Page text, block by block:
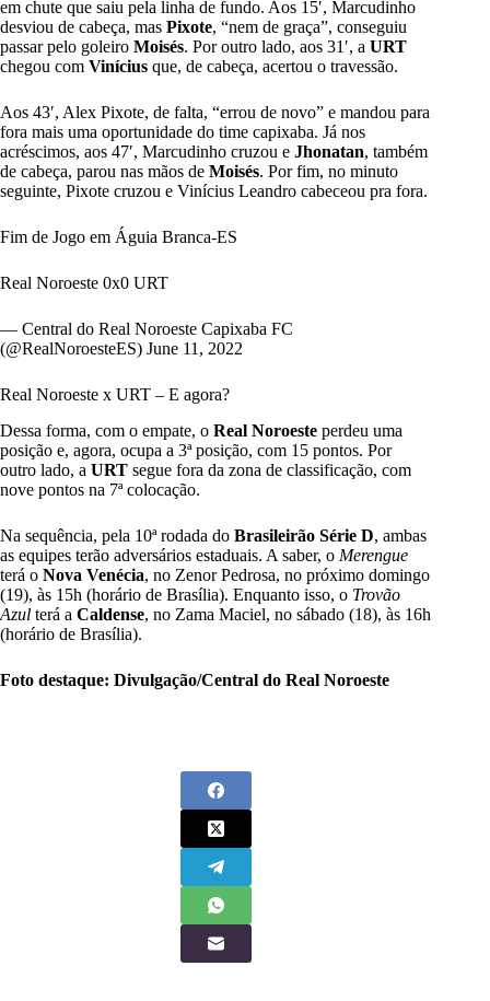
em chute que saiu pela linha de fundo. Aos 15′, Marcudinho
desviou de cabeça, mas Pixote, “nem de graça”, conseguiu
passar pelo goleiro Moisés. Por outro lado, aos 31′, a URT
chegou com Vinícius que, de cabeça, acertou o travessão.
Aos 43′, Alex Pixote, de falta, “errou de novo” e mandou para
fora mais uma oportunidade do time capixaba. Já nos
acréscimos, aos 47′, Marcudinho cruzou e Jhonatan, também
de cabeça, parou nas mãos de Moisés. Por fim, no minuto
seguinte, Pixote cruzou e Vinícius Leandro cabeceou pra fora.
Fim de Jogo em Águia Branca-ES
Real Noroeste 0x0 URT
— Central do Real Noroeste Capixaba FC
(@RealNoroesteES) June 11, 2022
Real Noroeste x URT – E agora?
Dessa forma, com o empate, o Real Noroeste perdeu uma
posição e, agora, ocupa a 3ª posição, com 15 pontos. Por
outro lado, a URT segue fora da zona de classificação, com
nove pontos na 7ª colocação.
Na sequência, pela 10ª rodada do Brasileirão Série D, ambas
as equipes terão adversários estaduais. A saber, o Merengue
terá o Nova Venécia, no Zenor Pedrosa, no próximo domingo
(19), às 15h (horário de Brasília). Enquanto isso, o Trovão
Azul terá a Caldense, no Zama Maciel, no sábado (18), às 16h
(horário de Brasília).
Foto destaque: Divulgação/Central do Real Noroeste